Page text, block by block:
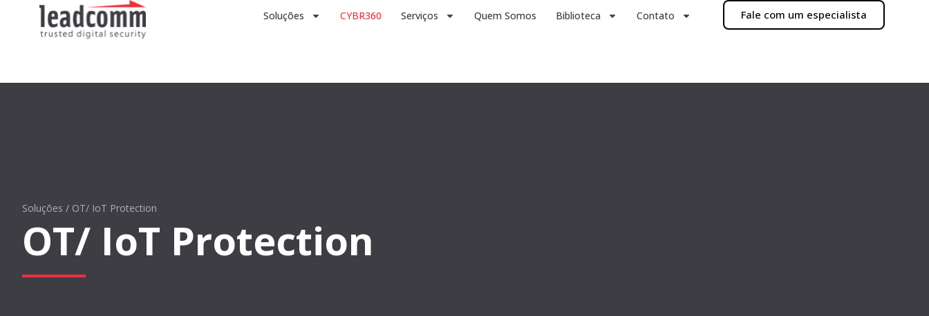
Soluções CYBR360 Serviços Quem Somos Biblioteca Contato Fale com um especialista
Soluções / OT/ IoT Protection
OT/ IoT Protection